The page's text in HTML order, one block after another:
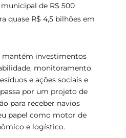
de R$ 500
quase R$ 4,5 bilhões em
mantém investimentos
monitoramento
e ações sociais e
por um projeto de
para receber navios
papel como motor de
e logístico.